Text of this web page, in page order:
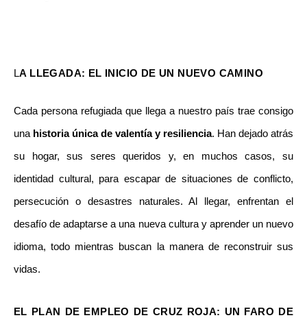
LA LLEGADA: EL INICIO DE UN NUEVO CAMINO
Cada persona refugiada que llega a nuestro país trae consigo
una historia única de valentía y resiliencia. Han dejado atrás
su hogar, sus seres queridos y, en muchos casos, su
identidad cultural, para escapar de situaciones de conflicto,
persecución o desastres naturales. Al llegar, enfrentan el
desafío de adaptarse a una nueva cultura y aprender un nuevo
idioma, todo mientras buscan la manera de reconstruir sus
vidas.
EL PLAN DE EMPLEO DE CRUZ ROJA: UN FARO DE